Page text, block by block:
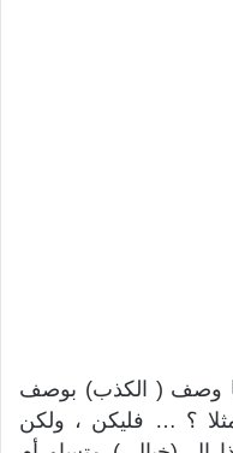
وصف ( الكذب) بوصف
؟ … فليكن ، ولكن